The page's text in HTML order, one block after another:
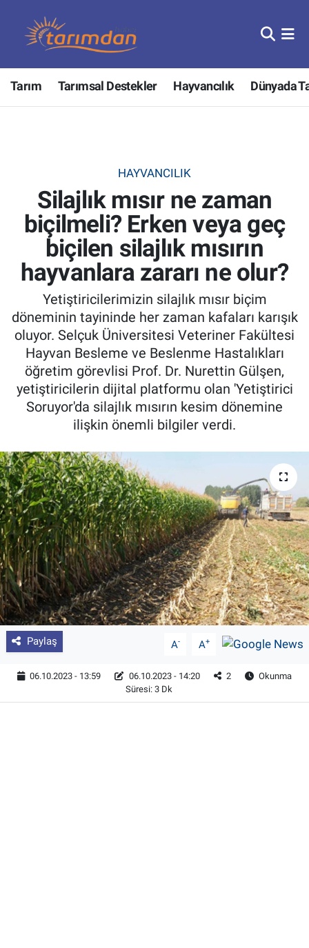
Tarım Tarımsal Destekler Hayvancılık Dünyada
HAYVANCILIK
Silajlık mısır ne zaman
biçilmeli? Erken veya geç
biçilen silajlık mısırın
hayvanlara zararı ne olur?
Yetiştiricilerimizin silajlık mısır biçim
döneminin tayininde her zaman kafaları karışık
oluyor. Selçuk Üniversitesi Veteriner Fakültesi
Hayvan Besleme ve Beslenme Hastalıkları
öğretim görevlisi Prof. Dr. Nurettin Gülşen,
yetiştiricilerin dijital platformu olan 'Yetiştirici
Soruyor'da silajlık mısırın kesim dönemine
ilişkin önemli bilgiler verdi.
Paylaş A- A+
06.10.2023 - 13:59 06.10.2023 - 14:20 2
Okunma
Süresi: 3 Dk
Tarım
Hayvancılık
Tarımsal Destekler
Tarım Bakanlığı
TZOB
Tarım Kredi Kooperatifleri
Pankobirlik
Et fiyatları
Tarım Bilgisi
Dünyada Tarım
Üretici Birlikleri
Şeker ve Şekerli Mamüller
Tahıllar ve Baklagiller
Tohum
Nöbetçi Eczaneler
Hava Durumu
Tüm Manşetler
Son Dakika Haberleri
Haber Arşivi